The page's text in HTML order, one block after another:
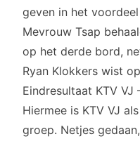
geven in het
Mevrouw Tsap
op het derde bord,
Ryan Klokkers wist
Eindresultaat KTV VJ
Hiermee is KTV VJ
groep. Netjes